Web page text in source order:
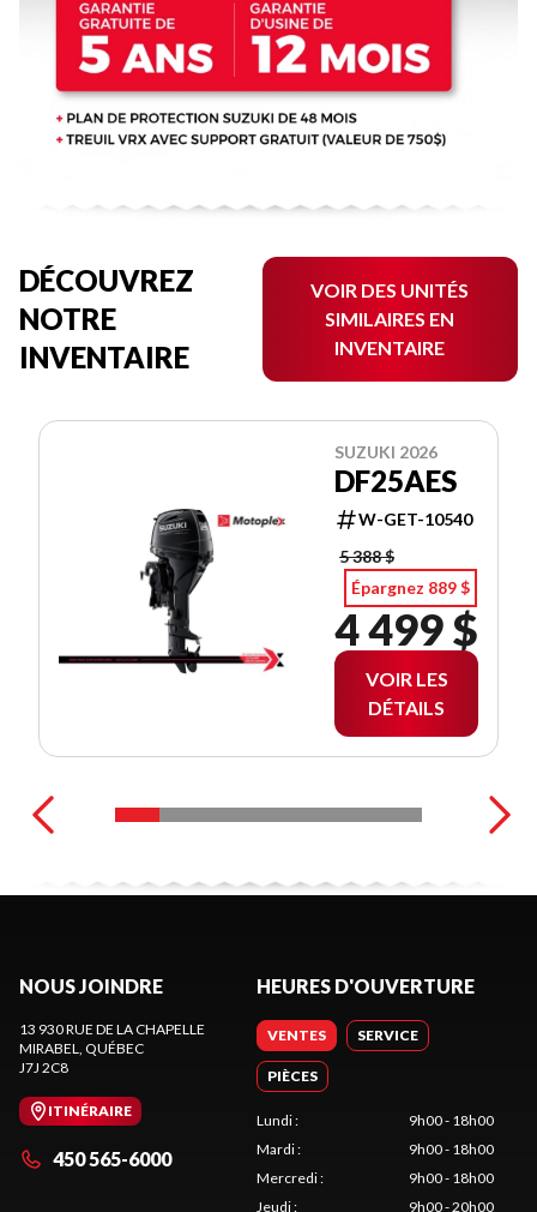
DÉCOUVREZ
NOTRE
INVENTAIRE
VOIR DES UNITÉS
SIMILAIRES EN
INVENTAIRE
SUZUKI 2026
DF25AES
W-GET-10540
5 388 $
Épargnez 889 $
4 499 $
VOIR LES
DÉTAILS
NOUS JOINDRE
13 930 RUE DE LA CHAPELLE
MIRABEL
, QUÉBEC
J7J 2C8
ITINÉRAIRE
450 565-6000
HEURES D'OUVERTURE
VENTES SERVICE
PIÈCES
Lundi:
9h00 - 18h00
Mardi:
9h00 - 18h00
Mercredi:
9h00 - 18h00
Jeudi: 9h00 - 20h00